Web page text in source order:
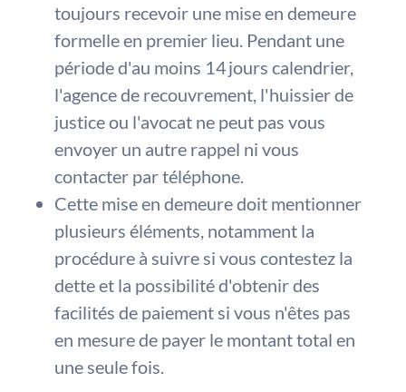
toujours recevoir une mise en demeure
formelle en premier lieu. Pendant une
période d'au moins 14 jours calendrier,
l'agence de recouvrement, l'huissier de
justice ou l'avocat ne peut pas vous
envoyer un autre rappel ni vous
contacter par téléphone.
Cette mise en demeure doit mentionner
plusieurs éléments, notamment la
procédure à suivre si vous contestez la
dette et la possibilité d'obtenir des
facilités de paiement si vous n'êtes pas
en mesure de payer le montant total en
une seule fois.